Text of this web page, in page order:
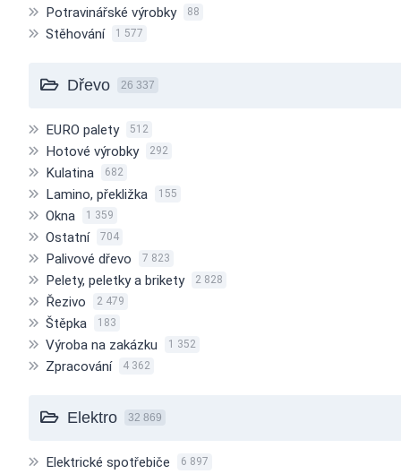
Potravinářské výrobky 88
Stěhování 1 577
Dřevo 26 337
EURO palety 512
Hotové výrobky 292
Kulatina 682
Lamino, překližka 155
Okna 1 359
Ostatní 704
Palivové dřevo 7 823
Pelety, peletky a brikety 2 828
Řezivo 2 479
Štěpka 183
Výroba na zakázku 1 352
Zpracování 4 362
Elektro 32 869
Elektrické spotřebiče 6 897